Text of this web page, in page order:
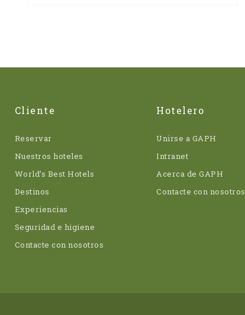
Cliente
Reservar
Nuestros hoteles
World’s Best Hotels
Destinos
Experiencias
Seguridad e higiene
Contacte con nosotros
Hotelero
Unirse a GAPH
Intranet
Acerca de GAPH
Contacte con nosotros